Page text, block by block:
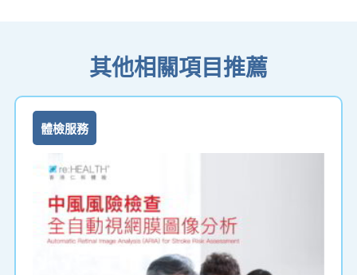
其他相關項目推薦
體檢服務